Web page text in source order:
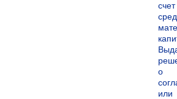
счет
о
или